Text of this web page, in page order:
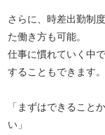
さらに、時差出勤制
た働き方も可能。
仕事に慣れていく中
することもできます。
「まずはできること
い」